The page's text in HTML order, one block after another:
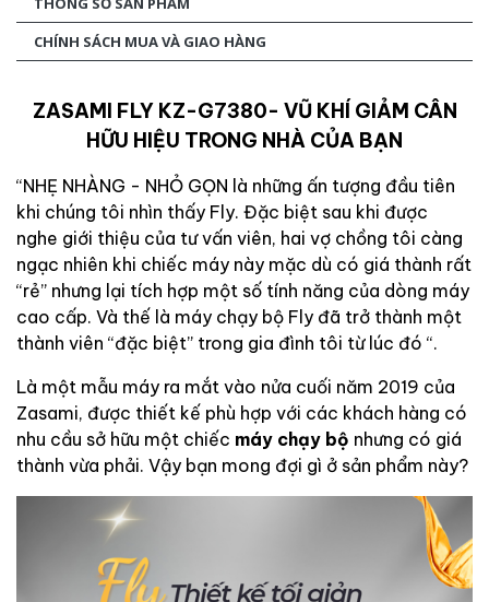
CHÍNH SÁCH MUA VÀ GIAO HÀNG
ZASAMI FLY KZ-G7380- VŨ KHÍ GIẢM CÂN
HỮU HIỆU TRONG NHÀ CỦA BẠN
“NHẸ NHÀNG - NHỎ GỌN là những ấn tượng đầu tiên
khi chúng tôi nhìn thấy Fly. Đặc biệt sau khi được
nghe giới thiệu của tư vấn viên, hai vợ chồng tôi càng
ngạc nhiên khi chiếc máy này mặc dù có giá thành rất
“rẻ” nhưng lại tích hợp một số tính năng của dòng máy
cao cấp. Và thế là máy chạy bộ Fly đã trở thành một
thành viên “đặc biệt” trong gia đình tôi từ lúc đó “.
Là một mẫu máy ra mắt vào nửa cuối năm 2019 của
Zasami, được thiết kế phù hợp với các khách hàng có
nhu cầu sở hữu một chiếc máy chạy bộ nhưng có giá
thành vừa phải. Vậy bạn mong đợi gì ở sản phẩm này?